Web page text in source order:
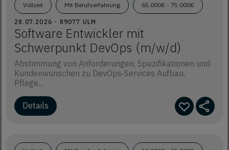
Vollzeit Mit Berufserfahrung 65.000€ - 75.000€
28.07.2026 - 89077 ULM
Software Entwickler mit
Schwerpunkt DevOps (m/w/d)
Abstimmung von Anforderungen, Spezifikationen und
Kundenwünschen zu DevOps‑Services Aufbau,
Pflege...
Details